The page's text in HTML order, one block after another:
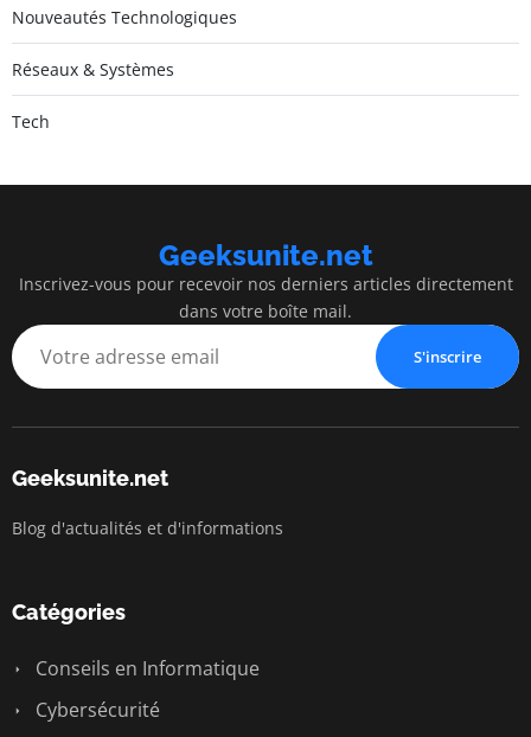
Nouveautés Technologiques
Réseaux & Systèmes
Tech
Geeksunite.net
Inscrivez-vous pour recevoir nos derniers articles directement
dans votre boîte mail.
S'inscrire
Geeksunite.net
Blog d'actualités et d'informations
Catégories
Conseils en Informatique
Cybersécurité